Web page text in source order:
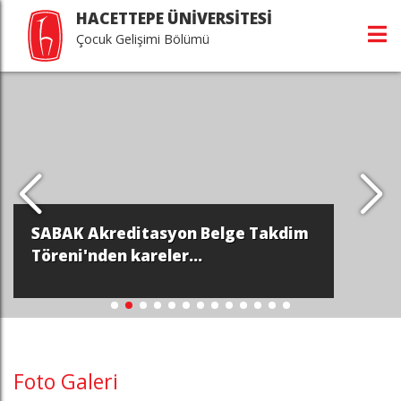
HACETTEPE ÜNİVERSİTESİ
Çocuk Gelişimi Bölümü
SABAK Akreditasyon Belge Takdim
Töreni'nden kareler...
Foto Galeri